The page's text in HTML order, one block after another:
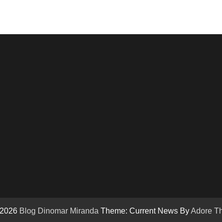
Blog Dinomar Miranda Theme: Current News ByAdore